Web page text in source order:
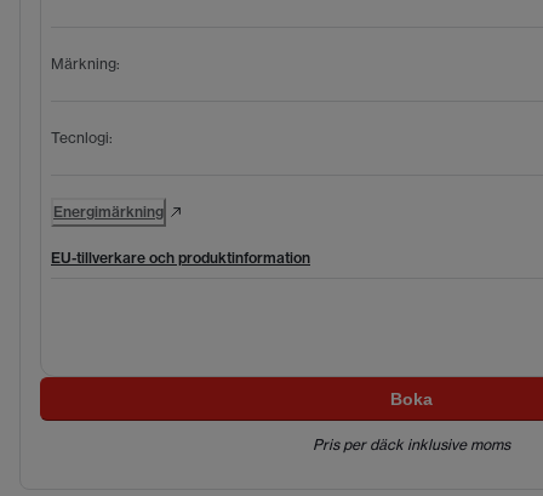
Märkning:
Tecnlogi:
Energimärkning
EU-tillverkare och produktinformation
Boka
Pris per däck inklusive moms